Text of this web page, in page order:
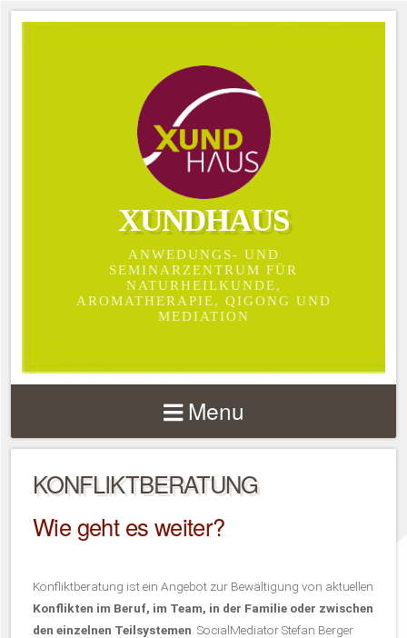
XUNDHAUS
ANWEDUNGS- UND
SEMINARZENTRUM FÜR
NATURHEILKUNDE,
AROMATHERAPIE, QIGONG UND
MEDIATION
Menu
KONFLIKTBERATUNG
Wie geht es weiter?
Konfliktberatung ist ein Angebot zur Bewältigung von aktuellen
Konflikten im Beruf, im Team, in der Familie oder zwischen
den einzelnen Teilsystemen . SocialMediator Stefan Berger